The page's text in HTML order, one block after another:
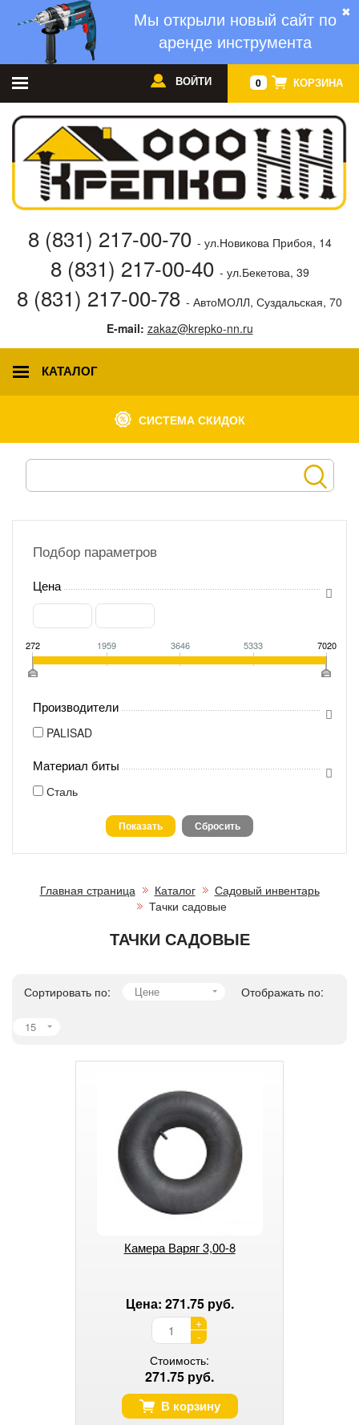
✖
Мы открыли новый сайт по
аренде инструмента
0 КОРЗИНА
ВОЙТИ
8 (831) 217-00-70 - ул.Новикова Прибоя, 14
8 (831) 217-00-40 - ул.Бекетова, 39
8 (831) 217-00-78 - АвтоМОЛЛ, Суздальская, 70
E-mail: zakaz@krepko-nn.ru
КАТАЛОГ
СИСТЕМА СКИДОК
Подбор параметров
Цена
272 1959 3646 5333 7020
Производители
PALISAD
Материал биты
Сталь
Главная страница Каталог
Садовый инвентарь
Тачки садовые
ТАЧКИ САДОВЫЕ
Сортировать по: Цене Отображать по:
15
Камера Варяг 3,00-8
Цена: 271.75 руб.
+
-
Стоимость:
271.75 руб.
В корзину